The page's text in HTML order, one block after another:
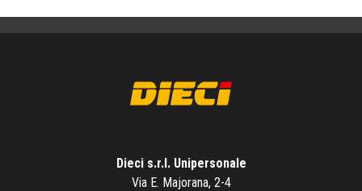
Dieci s.r.l. Unipersonale
Via E. Majorana, 2-4